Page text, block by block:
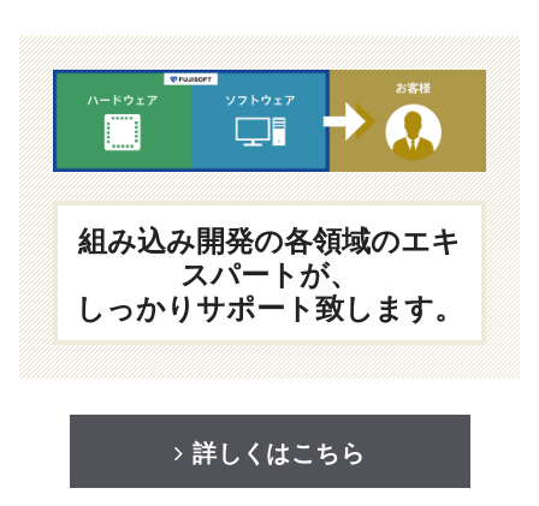
組み込み開発の各領域のエキ
スパートが、
しっかりサポート致します。
詳しくはこちら